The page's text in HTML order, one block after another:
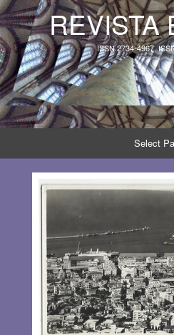
REVISTA
ISSN 2734-4967,
Select